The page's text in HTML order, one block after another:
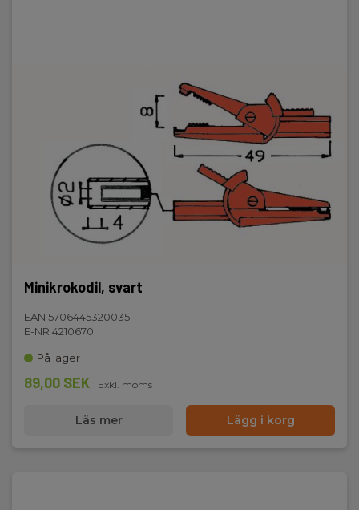
Minikrokodil, svart
EAN 5706445320035
E-NR 4210670
På lager
89,00 SEK Exkl. moms
Läs mer Lägg i korg